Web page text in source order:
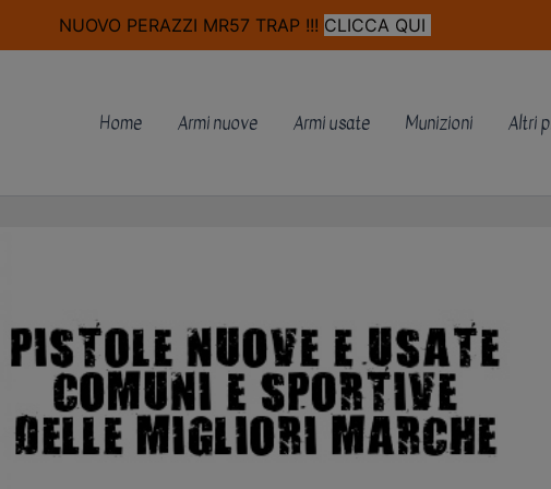
NUOVO PERAZZI MR57 TRAP !!! CLICCA QUI
Home Armi nuove Armi usate Munizioni Altri